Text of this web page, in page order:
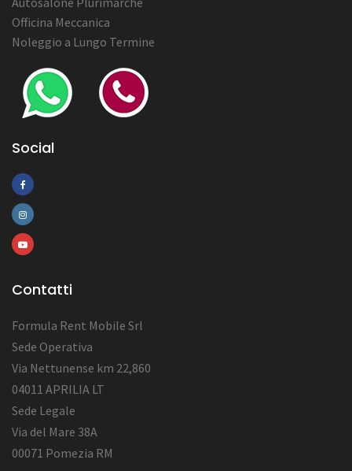
Officina Meccanica
Noleggio a Lungo Termine
Social
Contatti
Formula Rent Mobile Srl
Sede Operativa
Via Nettunense km 22,860
04011 APRILIA LT
Sede Legale
Via del Mare 38A
00071 Pomezia RM